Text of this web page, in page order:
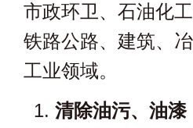
市政环卫、石油化
铁路公路、建筑、
工业领域。
清除油污、油漆